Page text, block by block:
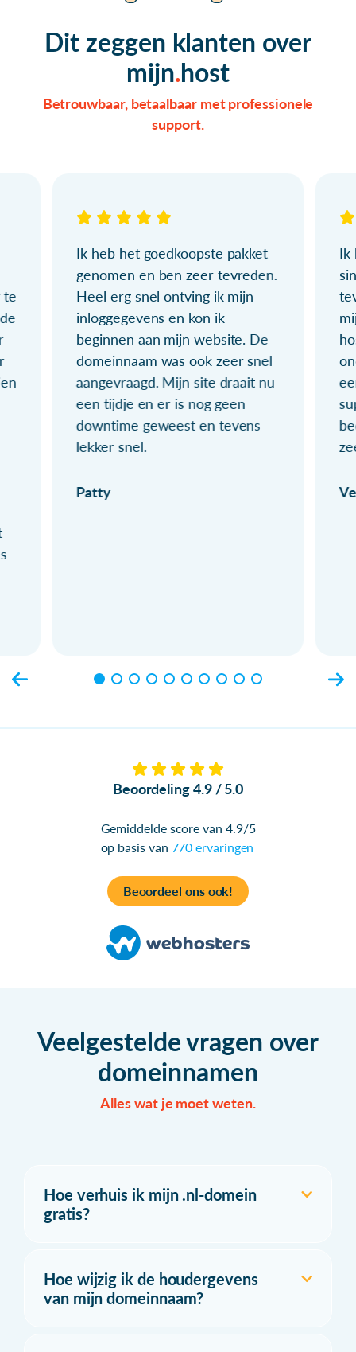
Dit zeggen klanten over
mijn host
Betrouwbaar, betaalbaar met professionele
support.
te
Ik heb het goedkoopste pakket
genomen en ben zeer tevreden.
Heel erg snel ontving ik mijn
inloggegevens en kon ik
beginnen aan mijn website. De
domeinnaam was ook zeer snel
aangevraagd. Mijn site draait nu
een tijdje en er is nog geen
downtime geweest en tevens
lekker snel.
Patty
Ik
Beoordeling 4.9 / 5.0
Gemiddelde score van 4.9/5
op basis van 770 ervaringen
Beoordeel ons ook!
Veelgestelde vragen over
domeinnamen
Alles wat je moet weten.
Hoe verhuis ik mijn .nl-domein
gratis?
Hoe wijzig ik de houdergevens
van mijn domeinnaam?